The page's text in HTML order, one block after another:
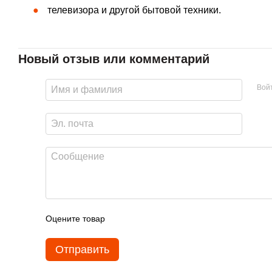
телевизора и другой бытовой техники.
Новый отзыв или комментарий
Оцените товар
Отправить